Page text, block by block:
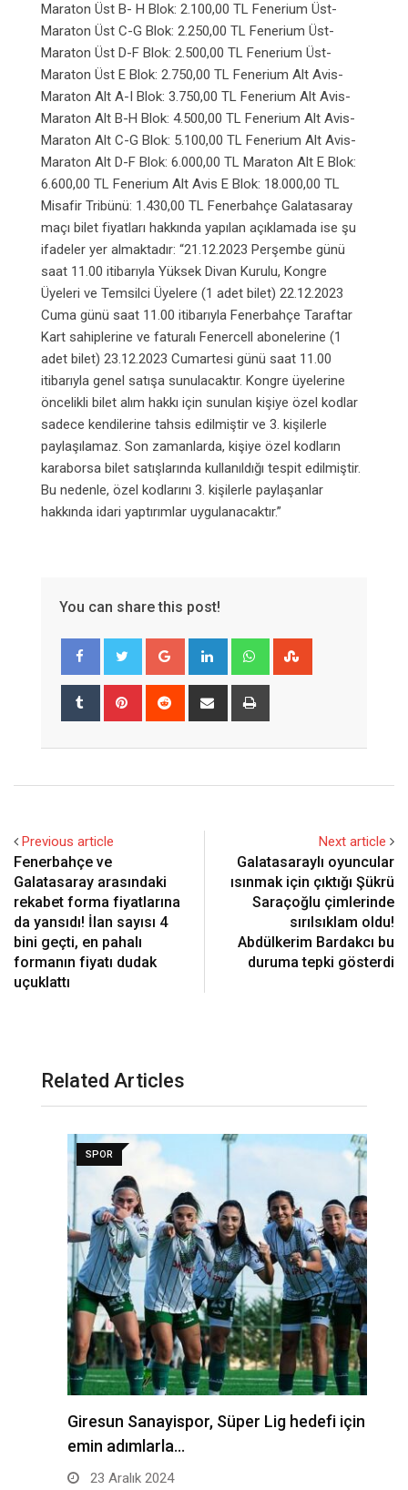
Maraton Üst B- H Blok: 2.100,00 TL Fenerium Üst-
Maraton Üst C-G Blok: 2.250,00 TL Fenerium Üst-
Maraton Üst D-F Blok: 2.500,00 TL Fenerium Üst-
Maraton Üst E Blok: 2.750,00 TL Fenerium Alt Avis-
Maraton Alt A-I Blok: 3.750,00 TL Fenerium Alt Avis-
Maraton Alt B-H Blok: 4.500,00 TL Fenerium Alt Avis-
Maraton Alt C-G Blok: 5.100,00 TL Fenerium Alt Avis-
Maraton Alt D-F Blok: 6.000,00 TL Maraton Alt E Blok:
6.600,00 TL Fenerium Alt Avis E Blok: 18.000,00 TL
Misafir Tribünü: 1.430,00 TL Fenerbahçe Galatasaray
maçı bilet fiyatları hakkında yapılan açıklamada ise şu
ifadeler yer almaktadır: “21.12.2023 Perşembe günü
saat 11.00 itibarıyla Yüksek Divan Kurulu, Kongre
Üyeleri ve Temsilci Üyelere (1 adet bilet) 22.12.2023
Cuma günü saat 11.00 itibarıyla Fenerbahçe Taraftar
Kart sahiplerine ve faturalı Fenercell abonelerine (1
adet bilet) 23.12.2023 Cumartesi günü saat 11.00
itibarıyla genel satışa sunulacaktır. Kongre üyelerine
öncelikli bilet alım hakkı için sunulan kişiye özel kodlar
sadece kendilerine tahsis edilmiştir ve 3. kişilerle
paylaşılamaz. Son zamanlarda, kişiye özel kodların
karaborsa bilet satışlarında kullanıldığı tespit edilmiştir.
Bu nedenle, özel kodlarını 3. kişilerle paylaşanlar
hakkında idari yaptırımlar uygulanacaktır.”
You can share this post!
Google+ LinkedIn Whatsapp
Tumblr Pinterest Reddit
Share
Previous article
Fenerbahçe ve
Galatasaray arasındaki
rekabet forma fiyatlarına
da yansıdı! İlan sayısı 4
bini geçti, en pahalı
formanın fiyatı dudak
uçuklattı
Next article
Galatasaraylı oyuncular
ısınmak için çıktığı Şükrü
Saraçoğlu çimlerinde
sırılsıklam oldu!
Abdülkerim Bardakcı bu
duruma tepki gösterdi
Related Articles
SPOR
Giresun Sanayispor, Süper Lig hedefi için
emin adımlarla…
23 Aralık 2024